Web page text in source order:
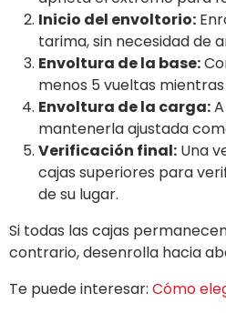
Inicio del envoltorio:
tarima, sin necesidad de
Envoltura de la base:
menos 5 vueltas
Envoltura de la carga:
mantenerla ajustada
Verificación final: Una
cajas superiores para
de su lugar.
Si todas las cajas
contrario, desenrolla hacia
Te puede interesar: Cómo